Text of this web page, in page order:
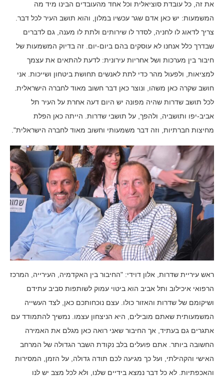
את זה, כל עובדת סוציאלית וכל אחד מהעובדים הבינו מיד מה
המשמעות: יש כאן אדם שגר עכשיו במלון, והוא תושב העיר לכל דבר.
צריך לדאוג לו לחניה, לסדר לו שירותים ולתת לו מענה, גם לדברים
שבדרך כלל אנחנו לא עוסקים בהם ביום-יום. זה בדיוק המשמעות של
חיבור בין מערכות ושל אחריות עירונית: לדעת להתאים את עצמך
למציאות, ולפעול מהר כדי לתת לאנשים תחושת ביטחון ושייכות. אני
חושב שקרה כאן משהו, ונוצר כאן דבר חשוב מאוד לחברה הישראלית.
לכל תושב שדרות שהיה מפונה יש היום דעה אחרת על העיר תל
אביב-יפו ותושביה, ולהפך, על תושבי שדרות. הייתה כאן הפלת
מחיצות חברתיות, וזה דבר משמעותי וחשוב מאוד לחברה הישראלית".
ראש עיריית שדרות, אלון דוידי: "החיבור בין האקדמיה, העירייה, המרכז
הרפואי איכילוב ותל אביב הוא ביטוי עמוק לשותפות סביב עתידם
ושיקומם של שדרות והאזור כולו. עצם נוכחותכם כאן, לצד העשייה
המשמעותית שאתם מובילים, היא הניצחון עצמו. נמשיך להתמודד עם
אתגרים גם בעתיד, אך החיבור שאני רואה כאן מגלם את האמירה
החשובה ביותר. אתם פועלים בלב נקודת השבר הגדולה של המרחב
האישי והקהילתי, ועל כך מגיעה לכם תודה גדולה, על הזמן, המסירות
והאכפתיות. לא כל דבר נמצא בידיים שלנו, ולא לכל מצב יש לנו